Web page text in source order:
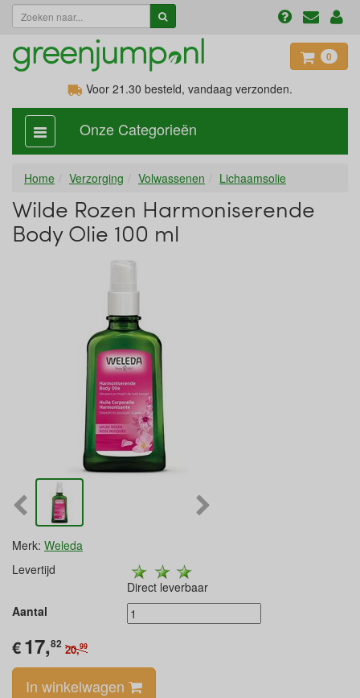
0
Voor 21.30 besteld, vandaag verzonden.
categorie
aan,
Onze Categorieën
Home Verzorging Volwassenen Lichaamsolie
Wilde Rozen Harmoniserende
Body Olie 100 ml
Merk: Weleda
Levertijd
Direct leverbaar
Aantal
€17,82 20,99
In winkelwagen